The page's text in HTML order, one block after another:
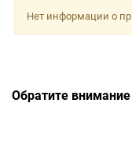
Нет информации о
Обратите